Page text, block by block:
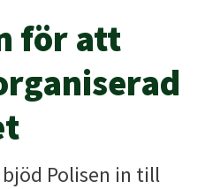
för att
Polisen in till